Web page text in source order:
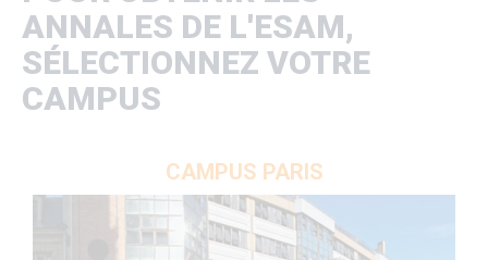
ANNALES DE L'ESAM,
SÉLECTIONNEZ VOTRE
CAMPUS
CAMPUS PARIS